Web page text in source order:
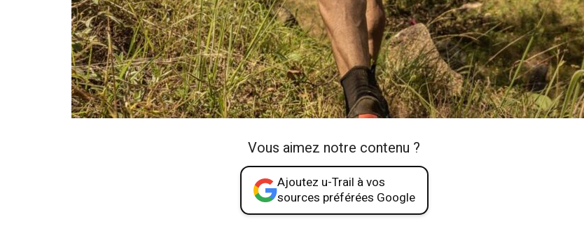
Vous aimez notre contenu ?
Ajoutez u-Trail à vos
sources préférées Google